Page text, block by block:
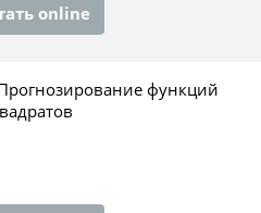
online
функций